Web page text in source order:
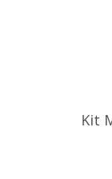
Kit